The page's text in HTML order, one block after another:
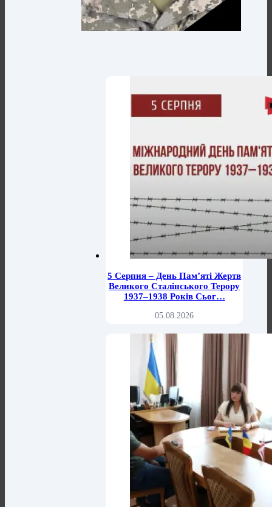
5 Серпня – День Пам’яті Жертв
Великого Сталінського Терору
1937–1938 Років Сьог…
05.08.2026